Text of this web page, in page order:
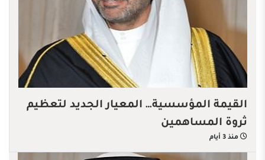
القيمة المؤسسية… المعيار الجديد لتعظيم
ثروة المساهمين
منذ 3 أيام